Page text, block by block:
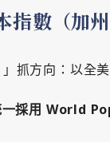
數（加州
抓方向：以全
一採用 World